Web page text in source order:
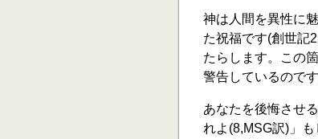
神は人間を異性に
た祝福です(創世記
たらします。この
警告しているのです
あなたを後悔させ
れよ(8,MSG訳)」